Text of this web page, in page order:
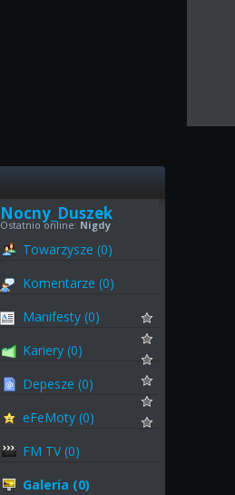
Nocny_Duszek
Ostatnio online: Nigdy
Towarzysze (0)
Komentarze (0)
Manifesty (0)
Kariery (0)
Depesze (0)
eFeMoty (0)
FM TV (0)
Galeria (0)